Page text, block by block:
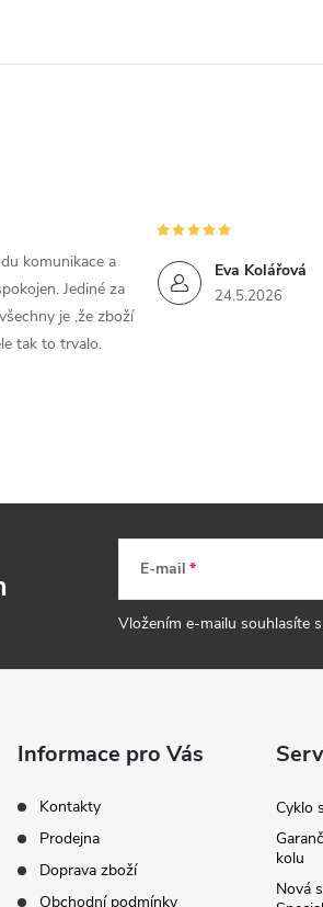
komunikace a
Jediné za
je ,že zboží
tak to trvalo.
Eva Kolářová
24.5.2026
E-mail
Vložením e-mailu souhlasíte s
Informace pro Vás
Kontakty
Prodejna
Doprava zboží
Obchodní podmínky
Cyklo
kolu
Nová